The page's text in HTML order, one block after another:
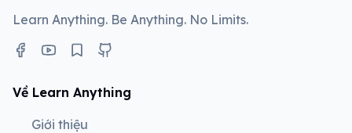
Learn Anything. Be Anything. No Limits.
Về Learn Anything
Giới thiệu